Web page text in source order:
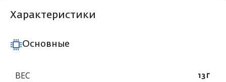
Характеристики
Основные
ВЕС 13 г